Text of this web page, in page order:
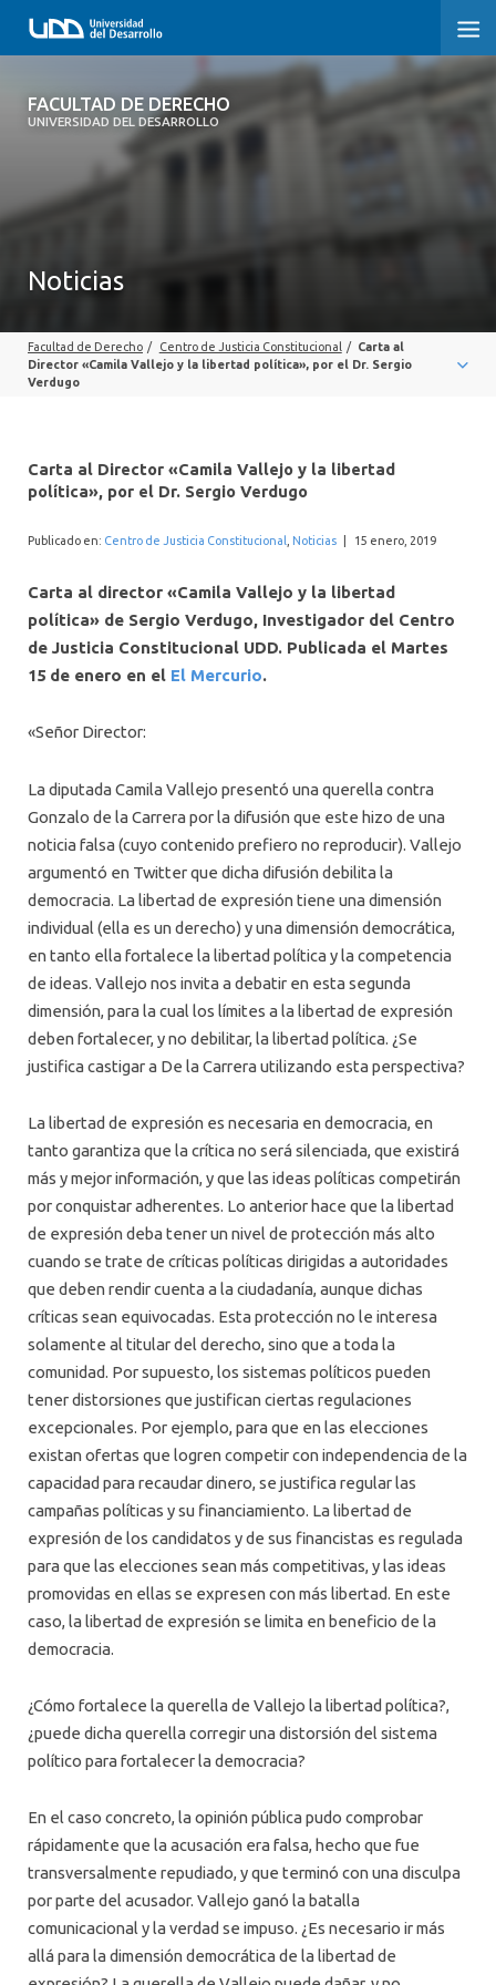
FACULTAD DE DERECHO
UNIVERSIDAD DEL DESARROLLO
FACULTAD DE DERECHO
SOBRE LA FACULTAD
PROFESORES
INTERNACIONAL
Noticias
Facultad de Derecho / Centro de Justicia Constitucional / Carta al
Director «Camila Vallejo y la libertad política», por el Dr. Sergio
Verdugo
Carta al Director «Camila Vallejo y la libertad
política», por el Dr. Sergio Verdugo
Publicado en: Centro de Justicia Constitucional Noticias 15 enero, 2019
Carta al director «Camila Vallejo y la libertad
política» de Sergio Verdugo, Investigador del Centro
de Justicia Constitucional UDD. Publicada el Martes
15 de enero en el El Mercurio.
«Señor Director:
La diputada Camila Vallejo presentó una querella contra
Gonzalo de la Carrera por la difusión que este hizo de una
noticia falsa (cuyo contenido prefiero no reproducir). Vallejo
argumentó en Twitter que dicha difusión debilita la
democracia. La libertad de expresión tiene una dimensión
individual (ella es un derecho) y una dimensión democrática,
en tanto ella fortalece la libertad política y la competencia
de ideas. Vallejo nos invita a debatir en esta segunda
dimensión, para la cual los límites a la libertad de expresión
deben fortalecer, y no debilitar, la libertad política. ¿Se
justifica castigar a De la Carrera utilizando esta perspectiva?
La libertad de expresión es necesaria en democracia, en
tanto garantiza que la crítica no será silenciada, que existirá
más y mejor información, y que las ideas políticas competirán
por conquistar adherentes. Lo anterior hace que la libertad
de expresión deba tener un nivel de protección más alto
cuando se trate de críticas políticas dirigidas a autoridades
que deben rendir cuenta a la ciudadanía, aunque dichas
críticas sean equivocadas. Esta protección no le interesa
solamente al titular del derecho, sino que a toda la
comunidad. Por supuesto, los sistemas políticos pueden
tener distorsiones que justifican ciertas regulaciones
excepcionales. Por ejemplo, para que en las elecciones
existan ofertas que logren competir con independencia de la
capacidad para recaudar dinero, se justifica regular las
campañas políticas y su financiamiento. La libertad de
expresión de los candidatos y de sus financistas es regulada
para que las elecciones sean más competitivas, y las ideas
promovidas en ellas se expresen con más libertad. En este
caso, la libertad de expresión se limita en beneficio de la
democracia.
¿Cómo fortalece la querella de Vallejo la libertad política?,
¿puede dicha querella corregir una distorsión del sistema
político para fortalecer la democracia?
En el caso concreto, la opinión pública pudo comprobar
rápidamente que la acusación era falsa, hecho que fue
transversalmente repudiado, y que terminó con una disculpa
por parte del acusador. Vallejo ganó la batalla
comunicacional y la verdad se impuso. ¿Es necesario ir más
allá para la dimensión democrática de la libertad de